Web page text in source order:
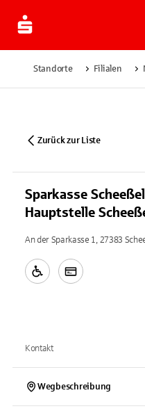
Standorte Filialen
Zurück zur Liste
Sparkasse Scheeßel
Hauptstelle
An der Sparkasse 1, 27383
Kontakt
Wegbeschreibung